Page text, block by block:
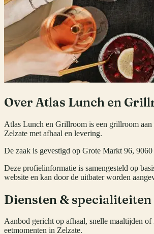
Over Atlas Lunch en
Atlas Lunch en Grillroom is een grillroom
Zelzate met afhaal en levering.
De zaak is gevestigd op Grote Markt 96, 9060
Deze profielinformatie is samengesteld op
website en kan door de uitbater worden
Diensten & specialiteiten
Aanbod gericht op afhaal, snelle maaltijden of
eetmomenten in Zelzate.